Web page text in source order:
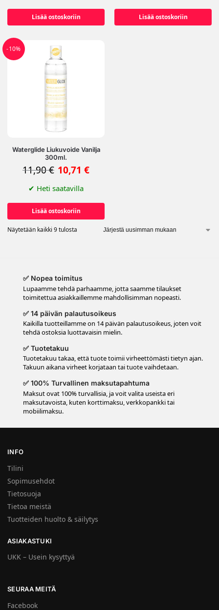
Lisää ostoskoriin Lisää ostoskoriin
-10%
Waterglide Liukuvoide Vanilja
300ml.
11,90€ 10,71 €
✔ Heti saatavilla
Lisää ostoskoriin
Näytetään kaikki 9 tulosta
✅ Nopea toimitus
Lupaamme tehdä parhaamme, jotta saamme tilaukset
toimitettua asiakkaillemme mahdollisimman nopeasti.
✅ 14 päivän palautusoikeus
Kaikilla tuotteillamme on 14 päivän palautusoikeus, joten voit
tehdä ostoksia luottavaisin mielin.
✅ Tuotetakuu
Tuotetakuu takaa, että tuote toimii virheettömästi tietyn ajan.
Takuun aikana virheet korjataan tai tuote vaihdetaan.
✅ 100% Turvallinen maksutapahtuma
Maksut ovat 100% turvallisia, ja voit valita useista eri
maksutavoista, kuten korttimaksu, verkkopankki tai
mobiilimaksu.
INFO
Tilini
Sopimusehdot
Tietosuoja
Tietoa meistä
Tuotteiden huolto & säilytys
ASIAKASTUKI
UKK – Usein kysyttyä
SEURAA MEITÄ
Facebook